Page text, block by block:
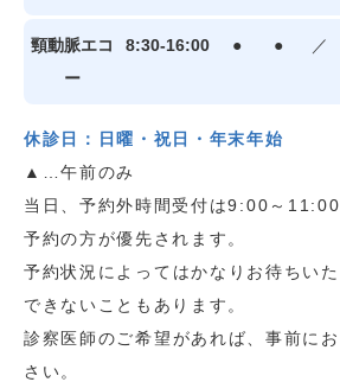
頸動脈エコ
ー
8:30-16:00 ● ● ／
休診日：日曜・祝日・年末年始
▲…午前のみ
当日、予約外時間受付は9:00～11:00
予約の方が優先されます。
予約状況によってはかなりお待ちい
できないこともあります。
診察医師のご希望があれば、事前に
さい。